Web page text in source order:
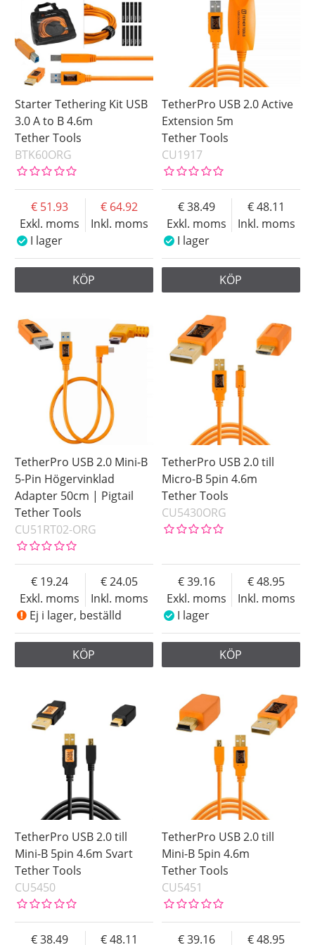
Pris
USB 2.0 Mini-B
Saldo
I lager
Beställd
Ej i lager
Starter Tethering Kit USB
3.0 A to B 4.6m
Tether Tools
BTK60ORG
Exkl. moms
51.93
Inkl. moms
64.92
I lager
KÖP
TetherPro USB 2.0 Active
Extension 5m
Tether Tools
CU1917
Exkl. moms
38.49
Inkl. moms
48.11
I lager
KÖP
TetherPro USB 2.0 Mini-B
5-Pin Högervinklad
Adapter 50cm | Pigtail
Tether Tools
CU51RT02-ORG
Exkl. moms
19.24
Inkl. moms
24.05
Ej i lager, beställd
KÖP
TetherPro USB 2.0 till
Micro-B 5pin 4.6m
Tether Tools
CU5430ORG
Exkl. moms
39.16
Inkl. moms
48.95
I lager
KÖP
TetherPro USB 2.0 till
Mini-B 5pin 4.6m Svart
Tether Tools
CU5450
38.49 48.11
TetherPro USB 2.0 till
Mini-B 5pin 4.6m
Tether Tools
CU5451
39.16 48.95